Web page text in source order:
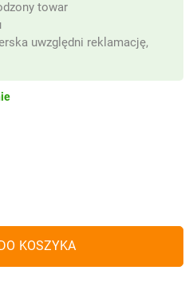
towar
uwzględni reklamację,
KOSZYKA